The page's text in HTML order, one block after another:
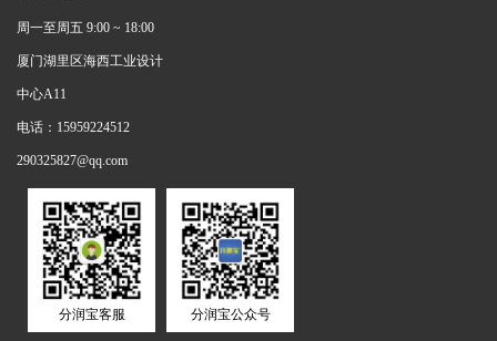
周一至周五 9:00 ~ 18:00
厦门湖里区海西工业设计
中心A11
电话：15959224512
290325827@qq.com
分润宝客服 分润宝公众号